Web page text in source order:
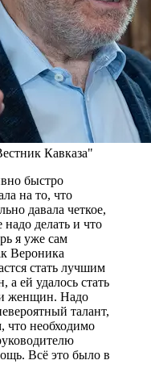
Кавказа"
быстро
на то, что
давала четкое,
надо делать и что
я уже сам
Вероника
стать лучшим
ей удалось стать
женщин. Надо
талант,
что необходимо
Всё это было в